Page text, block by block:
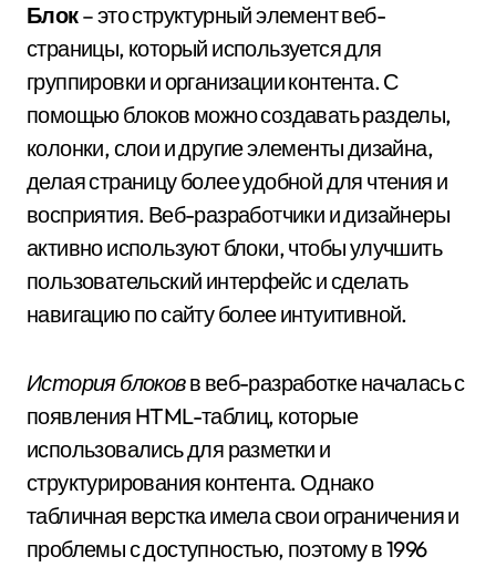
Блок– это структурный элемент веб-
страницы, который используется для
группировки и организации контента. С
помощью блоков можно создавать разделы,
колонки, слои и другие элементы дизайна,
делая страницу более удобной для чтения и
восприятия. Веб-разработчики и дизайнеры
активно используют блоки, чтобы улучшить
пользовательский интерфейс и сделать
навигацию по сайту более интуитивной.
История блоковв веб-разработке началась с
появления HTML-таблиц, которые
использовались для разметки и
структурирования контента. Однако
табличная верстка имела свои ограничения и
проблемы с доступностью, поэтому в 1996